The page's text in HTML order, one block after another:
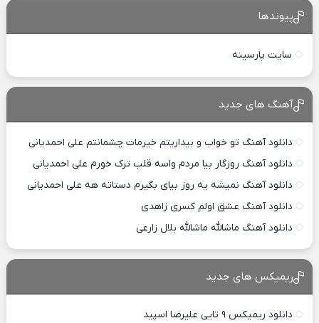
پیوندها
سایت پارسینه
آهنگ های جدید
دانلود آهنگ تو خواب و بیداریتم خیرمات چشمانتم علی احمدیانی
دانلود آهنگ روزگار بیا مردم واسه قلب ترک خورم علی احمدیانی
دانلود آهنگ نمیشه یه روز بیای بگیرم دستاته هه علی احمدیانی
دانلود آهنگ عشق اولم کسری زاهدی
دانلود آهنگ ماشالله ماشالله بلال زارعی
ریمیکس های جدید
دانلود ریمیکس ۹ تایی علیرضا اسپید